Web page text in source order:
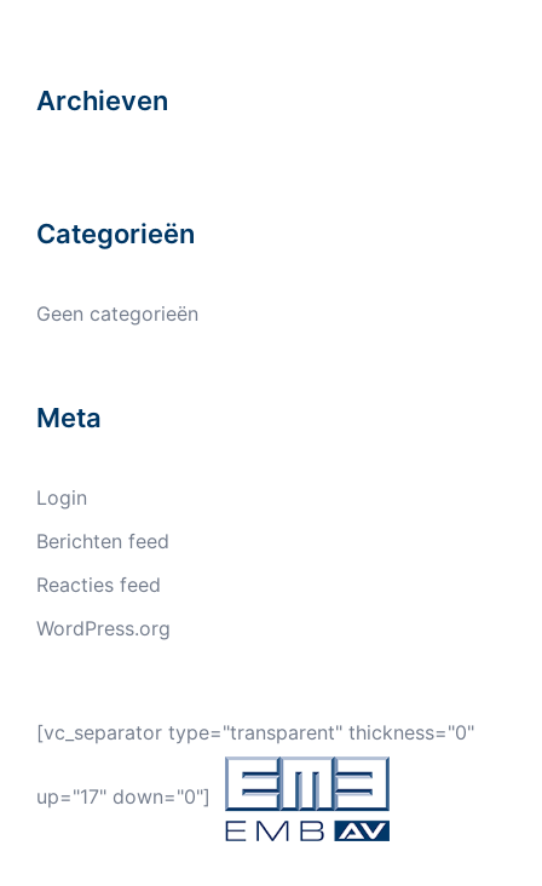
Archieven
Categorieën
Geen categorieën
Meta
Login
Berichten feed
Reacties feed
WordPress.org
[vc_separator type="transparent" thickness="0"
up="17" down="0"]